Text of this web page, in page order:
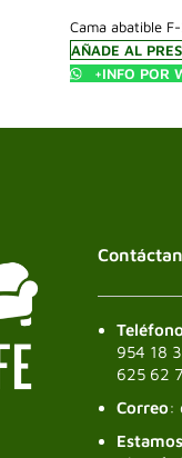
Cama abatible
AÑADE AL
+INFO POR
Teléfono
954 18
625 62
Correo: